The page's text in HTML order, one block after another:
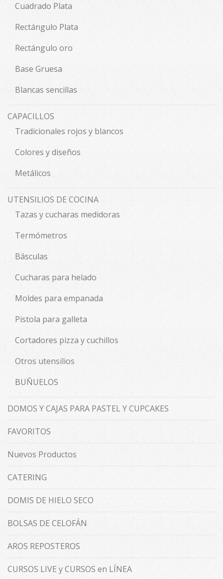
Cuadrado Plata
Rectángulo Plata
Rectángulo oro
Base Gruesa
Blancas sencillas
CAPACILLOS
Tradicionales rojos y blancos
Colores y diseños
Metálicos
UTENSILIOS DE COCINA
Tazas y cucharas medidoras
Termómetros
Básculas
Cucharas para helado
Moldes para empanada
Pistola para galleta
Cortadores pizza y cuchillos
Otros utensilios
BUÑUELOS
DOMOS Y CAJAS PARA PASTEL Y CUPCAKES
FAVORITOS
Nuevos Productos
CATERING
DOMIS DE HIELO SECO
BOLSAS DE CELOFÁN
AROS REPOSTEROS
CURSOS LIVE y CURSOS en LÍNEA